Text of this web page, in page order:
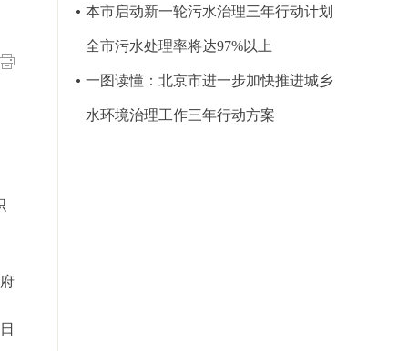
本市启动新一轮污水治理三年行动计划
全市污水处理率将达97%以上
一图读懂：北京市进一步加快推进城乡
水环境治理工作三年行动方案